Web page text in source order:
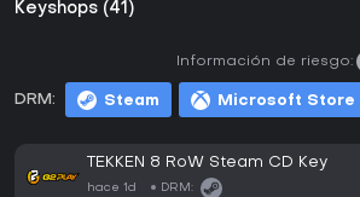
Keyshops (41)
DRM: Steam Microsoft Store
Información de riesgo:
TEKKEN 8 RoW Steam CD Key
hace 1d DRM: